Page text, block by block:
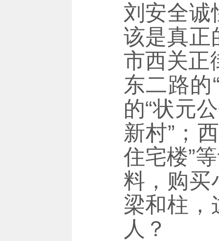
刘安全诚
该是真正
市西关正
东二路的
的“状元
新村”；
住宅楼”
料，购买
梁和柱，
人？